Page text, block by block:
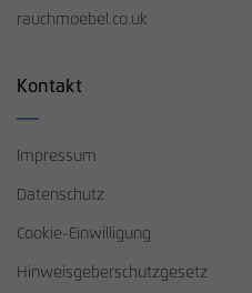
rauchmoebel.co.uk
Kontakt
Impressum
Datenschutz
Cookie-Einwilligung
Hinweisgeberschutzgesetz